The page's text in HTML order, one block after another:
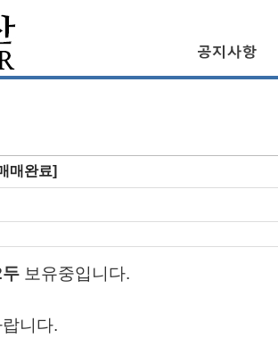
매완료]
보유중입니다.
니다.